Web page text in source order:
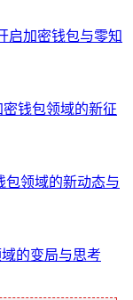
启加密钱包与零知
密钱包领域的新征
包领域的新动态与
的变局与思考